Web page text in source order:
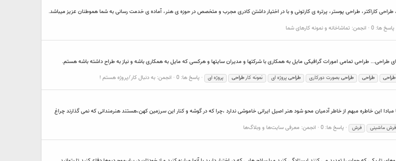
کاراکتر، طراحی پوستر، پرتره ی کارتونی و با در اختیار داشتن کادری مجرب و متخصص در حوزه ی هنر، آماده ی خدمت رسانی به شما هموطنان عزیز میباشد.
پاسخ ها: 0 انجمن: تماشاخانه و نمونه کارهای شما
طراحی تمامی امورات گرافیکی مایل به همکاری با شرکتها و مدیران سایتها و هرکسی که مایل به همکاری باشه و نیاز به طراح داشته باشه هستم.
طراحی طراحی طراحی بصورت دورکاری طراحی پروژه ای نمونه کارطراحی پروژه ای پاسخ ها: 0 انجمن: به دنبال کار/پروژه هستم !
این خاطره مبهم از خاطر آدمیان محو شود هنر اصیل ایرانی خاموشی ندارد ،چرا که در گوشه و کنار این سرزمین کهن،هستند هنرمندانی که نمی گذارند چراغ
فرش ماشینی فرش پاسخ ها: 0 انجمن: معرفی سایت‌ها و وبلاگ‌ها